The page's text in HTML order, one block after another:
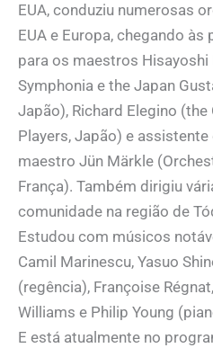
EUA, conduziu numerosas
EUA e Europa, chegando
para os maestros Hisayoshi
Symphonia e the Japan
Japão), Richard Elegino
Players, Japão) e
maestro Jün Märkle
França). Também dirigiu
comunidade na região de
Estudou com músicos
Camil Marinescu, Yasuo
(regência), Françoise
Williams e Philip Young
E está atualmente no